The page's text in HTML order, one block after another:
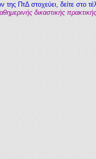
της ΠτΔ στοχεύει, δείτε στο
δικαστικής